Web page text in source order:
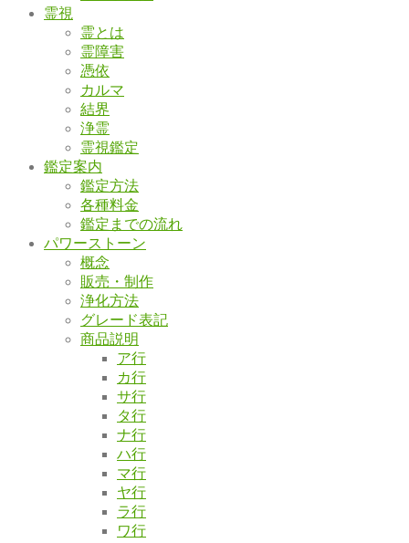
霊視
霊とは
霊障害
憑依
カルマ
結界
浄霊
霊視鑑定
鑑定案内
鑑定方法
各種料金
鑑定までの流れ
パワーストーン
概念
販売・制作
浄化方法
グレード表記
商品説明
ア行
カ行
サ行
タ行
ナ行
ハ行
マ行
ヤ行
ラ行
ワ行